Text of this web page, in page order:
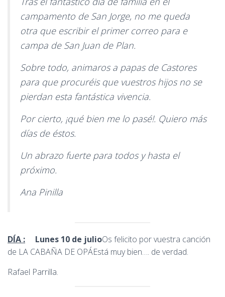
campamento de San Jorge, no me queda
otra que escribir el primer correo para e
campa de San Juan de Plan.
Sobre todo, animaros a papas de Castores
para que procuréis que vuestros hijos no se
pierdan esta fantástica vivencia.
Por cierto, ¡qué bien me lo pasé!. Quiero más
días de éstos.
Un abrazo fuerte para todos y hasta el
próximo.
Ana Pinilla
DÍA : Lunes 10 de julioOs felicito por vuestra canción
de LA CABAÑA DE OPÁEstá muy bien…. de verdad.
Rafael Parrilla.